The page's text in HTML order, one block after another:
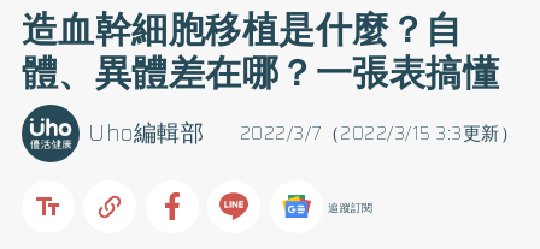
造血幹細胞移植是什麼？自
體、異體差在哪？一張表搞懂
2022/3/7（2022/3/15 3:3更新）
Uho編輯部
追蹤訂閱